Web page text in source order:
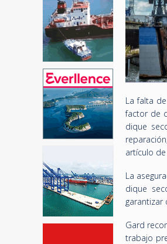
La falta
factor de
dique
artículo de
La
dique
garantizar
Gard
trabajo